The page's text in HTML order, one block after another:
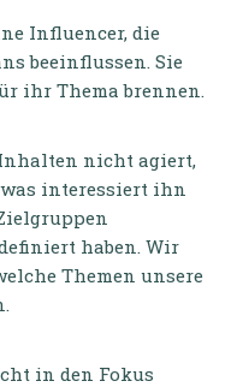
Influencer, die
beeinflussen. Sie
ihr Thema brennen.
nicht agiert,
interessiert ihn
haben. Wir
Themen unsere
in den Fokus